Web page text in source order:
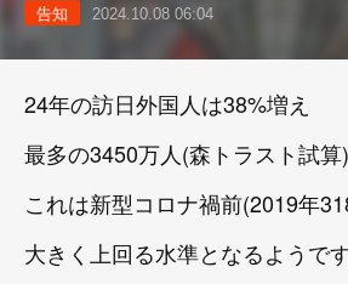
告知 2024.10.08 06:04
24年の訪日外国人は38%増え
最多の3450万人(森トラスト試算)
これは新型コロナ禍前(2019年
大きく上回る水準となるようです